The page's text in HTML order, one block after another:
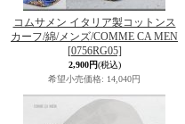
コムサメン イタリア製コットンス
カーフ/綿/メンズ/COMME CA MEN
[0756RG05]
2,900円(税込)
希望小売価格: 14,040円